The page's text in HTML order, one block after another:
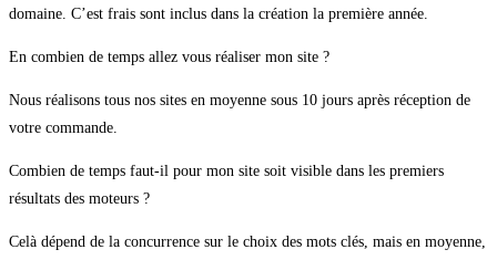
domaine. C’est frais sont inclus dans la création la première année.
En combien de temps allez vous réaliser mon site ?
Nous réalisons tous nos sites en moyenne sous 10 jours après réception de
votre commande.
Combien de temps faut-il pour mon site soit visible dans les premiers
résultats des moteurs ?
Celà dépend de la concurrence sur le choix des mots clés, mais en moyenne,